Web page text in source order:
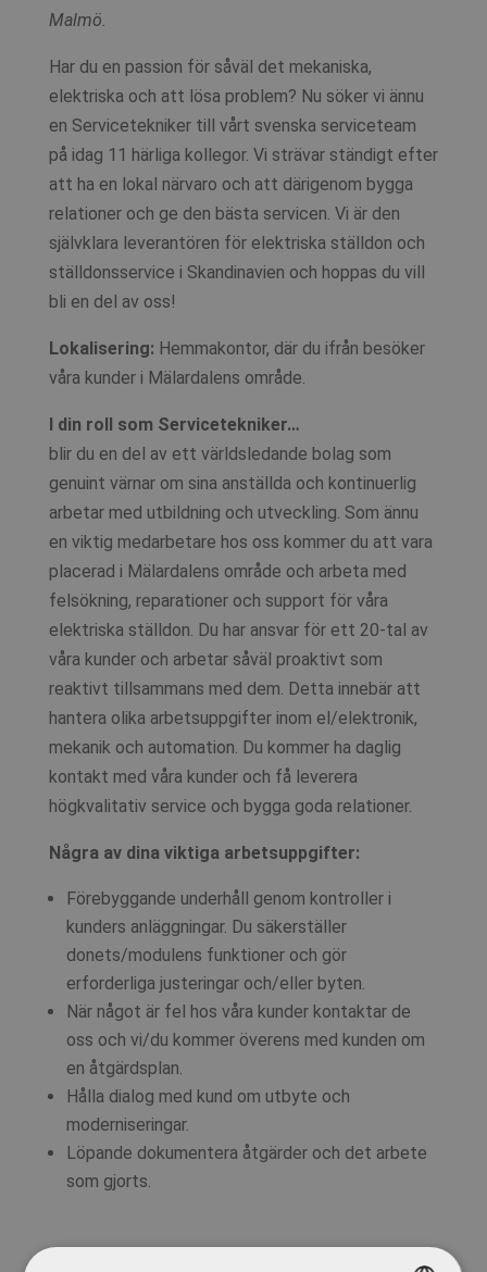
Malmö.
Har du en passion för såväl det mekaniska,
elektriska och att lösa problem? Nu söker vi ännu
en Servicetekniker till vårt svenska serviceteam
på idag 11 härliga kollegor. Vi strävar ständigt efter
att ha en lokal närvaro och att därigenom bygga
relationer och ge den bästa servicen. Vi är den
självklara leverantören för elektriska ställdon och
ställdonsservice i Skandinavien och hoppas du vill
bli en del av oss!
Lokalisering: Hemmakontor, där du ifrån besöker
våra kunder i Mälardalens område.
I din roll som Servicetekniker…
blir du en del av ett världsledande bolag som
genuint värnar om sina anställda och kontinuerlig
arbetar med utbildning och utveckling. Som ännu
en viktig medarbetare hos oss kommer du att vara
placerad i Mälardalens område och arbeta med
felsökning, reparationer och support för våra
elektriska ställdon. Du har ansvar för ett 20-tal av
våra kunder och arbetar såväl proaktivt som
reaktivt tillsammans med dem. Detta innebär att
hantera olika arbetsuppgifter inom el/elektronik,
mekanik och automation. Du kommer ha daglig
kontakt med våra kunder och få leverera
högkvalitativ service och bygga goda relationer.
Några av dina viktiga arbetsuppgifter:
Förebyggande underhåll genom kontroller i
kunders anläggningar. Du säkerställer
donets/modulens funktioner och gör
erforderliga justeringar och/eller byten.
När något är fel hos våra kunder kontaktar de
oss och vi/du kommer överens med kunden om
en åtgärdsplan.
Hålla dialog med kund om utbyte och
moderniseringar.
Löpande dokumentera åtgärder och det arbete
som gjorts.